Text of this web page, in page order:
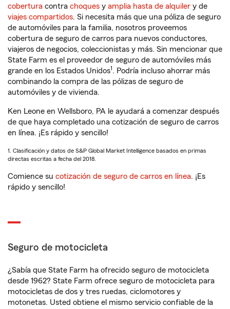
cobertura contra choques y amplia hasta de alquiler y de
viajes compartidos. Si necesita más que una póliza de seguro
de automóviles para la familia, nosotros proveemos
cobertura de seguro de carros para nuevos conductores,
viajeros de negocios, coleccionistas y más. Sin mencionar que
State Farm es el proveedor de seguro de automóviles más
grande en los Estados Unidos1. Podría incluso ahorrar más
combinando la compra de las pólizas de seguro de
automóviles y de vivienda.
Ken Leone en Wellsboro, PA le ayudará a comenzar después
de que haya completado una cotización de seguro de carros
en línea. ¡Es rápido y sencillo!
1. Clasificación y datos de S&P Global Market Intelligence basados en primas
directas escritas a fecha del 2018.
Comience su cotización de seguro de carros en línea. ¡Es
rápido y sencillo!
Seguro de motocicleta
¿Sabía que State Farm ha ofrecido seguro de motocicleta
desde 1962? State Farm ofrece seguro de motocicleta para
motocicletas de dos y tres ruedas, ciclomotores y
motonetas. Usted obtiene el mismo servicio confiable de la